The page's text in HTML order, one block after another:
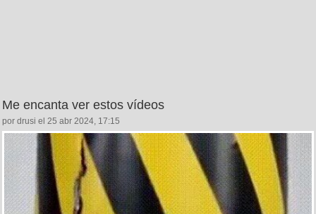
Me encanta ver estos vídeos
por drusi el 25 abr 2024, 17:15